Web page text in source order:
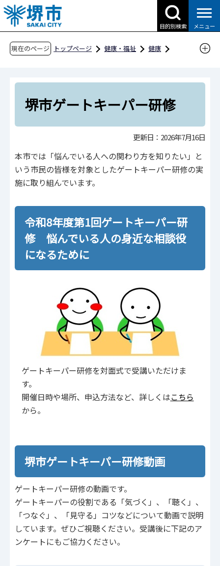
こ
の
ペ
目的別検索 メニュー
現在のページ トップページ 健康・福祉
健康
堺市ゲートキーパー研修
堺市ゲートキーパー研修
更新日：2026年7月16日
本市では「悩んでいる人への関わり方を知りたい」と
いう市民の皆様を対象としたゲートキーパー研修の実
施に取り組んでいます。
令和8年度第1回ゲートキーパー研
修 悩んでいる人の身近な相談役
になるために
ゲートキーパー研修を対面式で受講いただけま
す。
開催日時や場所、申込方法など、詳しくはこちら
から。
堺市ゲートキーパー研修動画
ゲートキーパー研修の動画です。
ゲートキーパーの役割である「気づく」、「聴く」、
「つなぐ」、「見守る」コツなどについて動画で説明
しています。ぜひご視聴ください。受講後に下記のア
ンケートにもご協力ください。